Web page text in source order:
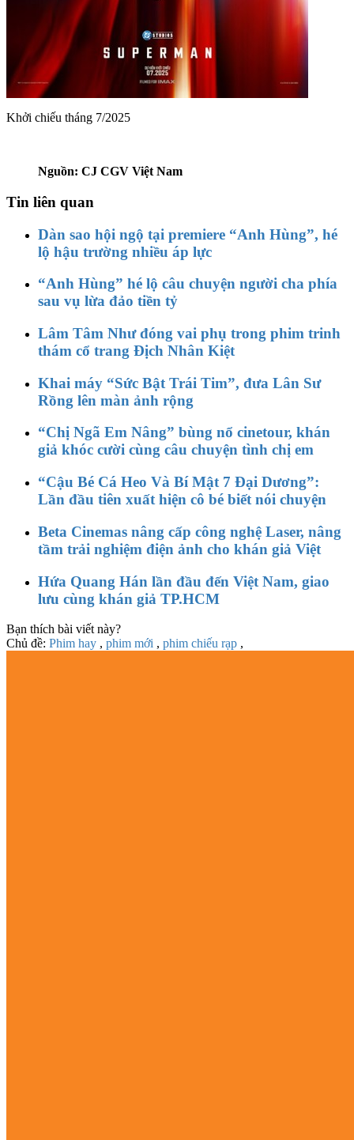
Khởi chiếu tháng 7/2025
Nguồn: CJ CGV Việt Nam
Tin liên quan
Dàn sao hội ngộ tại premiere “Anh Hùng”, hé
lộ hậu trường nhiều áp lực
“Anh Hùng” hé lộ câu chuyện người cha phía
sau vụ lừa đảo tiền tỷ
Lâm Tâm Như đóng vai phụ trong phim trinh
thám cổ trang Địch Nhân Kiệt
Khai máy “Sức Bật Trái Tim”, đưa Lân Sư
Rồng lên màn ảnh rộng
“Chị Ngã Em Nâng” bùng nổ cinetour, khán
giả khóc cười cùng câu chuyện tình chị em
“Cậu Bé Cá Heo Và Bí Mật 7 Đại Dương”:
Lần đầu tiên xuất hiện cô bé biết nói chuyện
Beta Cinemas nâng cấp công nghệ Laser, nâng
tầm trải nghiệm điện ảnh cho khán giả Việt
Hứa Quang Hán lần đầu đến Việt Nam, giao
lưu cùng khán giả TP.HCM
Bạn thích bài viết này?
Chủ đề: Phim hay , phim mới , phim chiếu rạp ,